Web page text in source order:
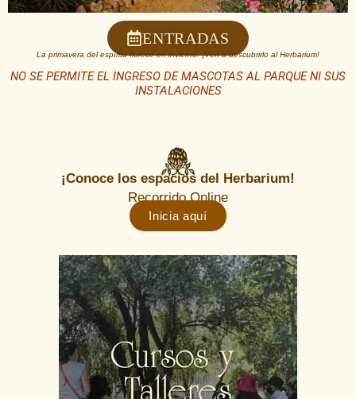
ENTRADAS
La primavera del espíritu florece en invierno. ¡Ven a descubrirlo al Herbarium!
NO SE PERMITE EL INGRESO DE MASCOTAS AL PARQUE NI SUS
INSTALACIONES
¡Conoce los espacios del Herbarium!
Recorrido Online
Inicia aquí